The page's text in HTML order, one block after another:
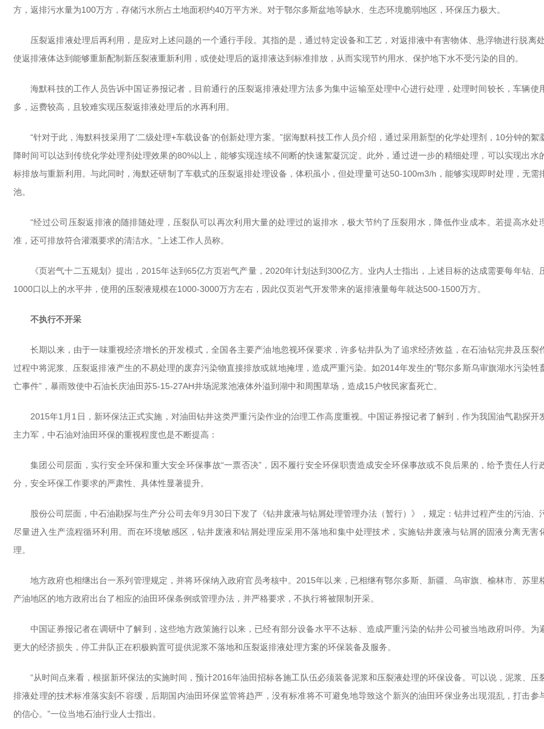
方，返排污水量为100万方，存储污水所占土地面积约40万平方米。对于鄂尔多斯盆地等缺水、生态环境脆弱地区，环保压力极大。
压裂返排液处理后再利用，是应对上述问题的一个通行手段。其指的是，通过特定设备和工艺，对返排液中有害物体、悬浮物进行脱离处
使返排液体达到能够重新配制新压裂液重新利用，或使处理后的返排液达到标准排放，从而实现节约用水、保护地下水不受污染的目的。
海默科技的工作人员告诉中国证券报记者，目前通行的压裂返排液处理方法多为集中运输至处理中心进行处理，处理时间较长，车辆使
多，运费较高，且较难实现压裂返排液处理后的水再利用。
“针对于此，海默科技采用了‘二级处理+车载设备’的创新处理方案。”据海默科技工作人员介绍，通过采用新型的化学处理剂，10分钟的絮
降时间可以达到传统化学处理剂处理效果的80%以上，能够实现连续不间断的快速絮凝沉淀。此外，通过进一步的精细处理，可以实现出水
标排放与重新利用。与此同时，海默还研制了车载式的压裂返排处理设备，体积虽小，但处理量可达50-100m3/h，能够实现即时处理，无需
池。
“经过公司压裂返排液的随排随处理，压裂队可以再次利用大量的处理过的返排水，极大节约了压裂用水，降低作业成本。若提高水处
准，还可排放符合灌溉要求的清洁水。”上述工作人员称。
《页岩气十二五规划》提出，2015年达到65亿方页岩气产量，2020年计划达到300亿方。业内人士指出，上述目标的达成需要每年钻、
1000口以上的水平井，使用的压裂液规模在1000-3000万方左右，因此仅页岩气开发带来的返排液量每年就达500-1500万方。
不执行不开采
长期以来，由于一味重视经济增长的开发模式，全国各主要产油地忽视环保要求，许多钻井队为了追求经济效益，在石油钻完井及压裂
过程中将泥浆、压裂返排液产生的不易处理的废弃污染物直接排放或就地掩埋，造成严重污染。如2014年发生的“鄂尔多斯乌审旗湖水污染牲
亡事件”，暴雨致使中石油长庆油田苏5-15-27AH井场泥浆池液体外溢到湖中和周围草场，造成15户牧民家畜死亡。
2015年1月1日，新环保法正式实施，对油田钻井这类严重污染作业的治理工作高度重视。中国证券报记者了解到，作为我国油气勘探开
主力军，中石油对油田环保的重视程度也是不断提高：
集团公司层面，实行安全环保和重大安全环保事故“一票否决”，因不履行安全环保职责造成安全环保事故或不良后果的，给予责任人行
分，安全环保工作要求的严肃性、具体性显著提升。
股份公司层面，中石油勘探与生产分公司去年9月30日下发了《钻井废液与钻屑处理管理办法（暂行）》，规定：钻井过程产生的污油、
尽量进入生产流程循环利用。而在环境敏感区，钻井废液和钻屑处理应采用不落地和集中处理技术，实施钻井废液与钻屑的固液分离无害
理。
地方政府也相继出台一系列管理规定，并将环保纳入政府官员考核中。2015年以来，已相继有鄂尔多斯、新疆、乌审旗、榆林市、苏里
产油地区的地方政府出台了相应的油田环保条例或管理办法，并严格要求，不执行将被限制开采。
中国证券报记者在调研中了解到，这些地方政策施行以来，已经有部分设备水平不达标、造成严重污染的钻井公司被当地政府叫停。为
更大的经济损失，停工井队正在积极购置可提供泥浆不落地和压裂返排液处理方案的环保装备及服务。
“从时间点来看，根据新环保法的实施时间，预计2016年油田招标各施工队伍必须装备泥浆和压裂液处理的环保设备。可以说，泥浆、压
排液处理的技术标准落实刻不容缓，后期国内油田环保监管将趋严，没有标准将不可避免地导致这个新兴的油田环保业务出现混乱，打击参
的信心。”一位当地石油行业人士指出。